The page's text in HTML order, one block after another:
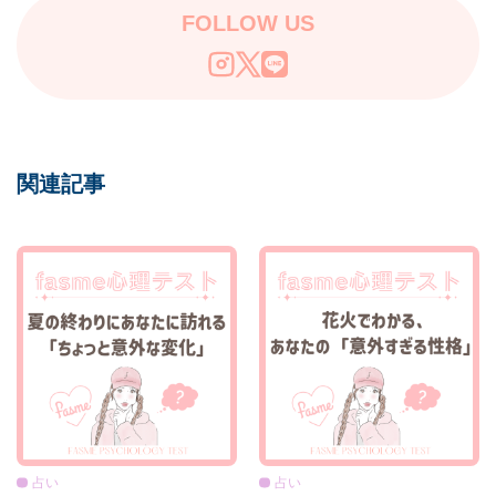
FOLLOW US
関連記事
占い 占い